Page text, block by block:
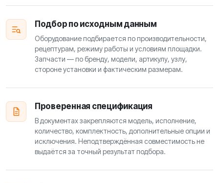
Подбор по исходным данным
Оборудование подбирается по производительности,
рецептурам, режиму работы и условиям площадки.
Запчасти — по бренду, модели, артикулу, узлу,
стороне установки и фактическим размерам.
Проверенная спецификация
В документах закрепляются модель, исполнение,
количество, комплектность, дополнительные опции и
исключения. Неподтверждённая совместимость не
выдаётся за точный результат подбора.